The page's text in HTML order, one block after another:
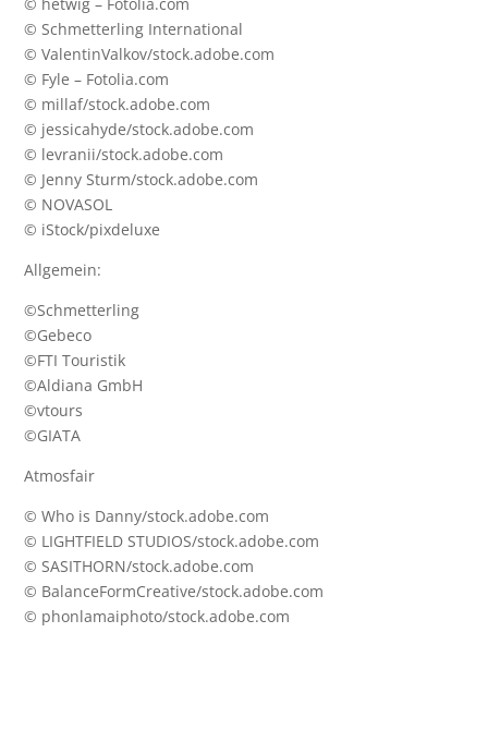
© Schmetterling International
© ValentinValkov/stock.adobe.com
© Fyle – Fotolia.com
© millaf/stock.adobe.com
© jessicahyde/stock.adobe.com
© levranii/stock.adobe.com
© Jenny Sturm/stock.adobe.com
© NOVASOL
© iStock/pixdeluxe
Allgemein:
©Schmetterling
©Gebeco
©FTI Touristik
©Aldiana GmbH
©vtours
©GIATA
Atmosfair
© Who is Danny/stock.adobe.com
© LIGHTFIELD STUDIOS/stock.adobe.com
© SASITHORN/stock.adobe.com
© BalanceFormCreative/stock.adobe.com
© phonlamaiphoto/stock.adobe.com